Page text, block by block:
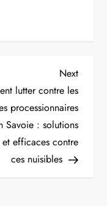
Next
Post
Next
lutter contre les
processionnaires
Savoie : solutions
efficaces contre
ces nuisibles